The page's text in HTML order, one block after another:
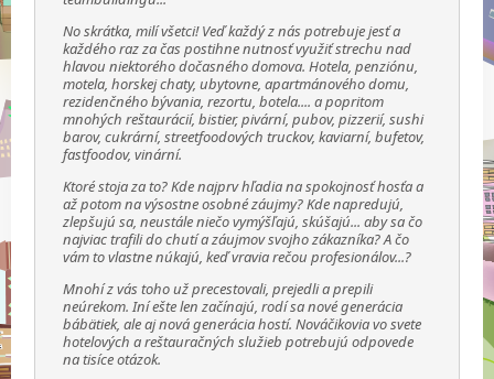
No skrátka, milí všetci! Veď každý z nás potrebuje jesť a
každého raz za čas postihne nutnosť využiť strechu nad
hlavou niektorého dočasného domova. Hotela, penziónu,
motela, horskej chaty, ubytovne, apartmánového domu,
rezidenčného bývania, rezortu, botela.... a popritom
mnohých reštaurácií, bistier, pivární, pubov, pizzerií, sushi
barov, cukrární, streetfoodových truckov, kaviarní, bufetov,
fastfoodov, vinární.
Ktoré stoja za to? Kde najprv hľadia na spokojnosť hosťa a
až potom na výsostne osobné záujmy? Kde napredujú,
zlepšujú sa, neustále niečo vymýšľajú, skúšajú... aby sa čo
najviac trafili do chutí a záujmov svojho zákazníka? A čo
vám to vlastne núkajú, keď vravia rečou profesionálov...?
Mnohí z vás toho už precestovali, prejedli a prepili
neúrekom. Iní ešte len začínajú, rodí sa nové generácia
bábätiek, ale aj nová generácia hostí. Nováčikovia vo svete
hotelových a reštauračných služieb potrebujú odpovede
na tisíce otázok.